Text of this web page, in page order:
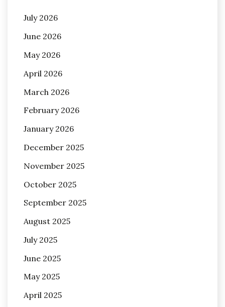
July 2026
June 2026
May 2026
April 2026
March 2026
February 2026
January 2026
December 2025
November 2025
October 2025
September 2025
August 2025
July 2025
June 2025
May 2025
April 2025